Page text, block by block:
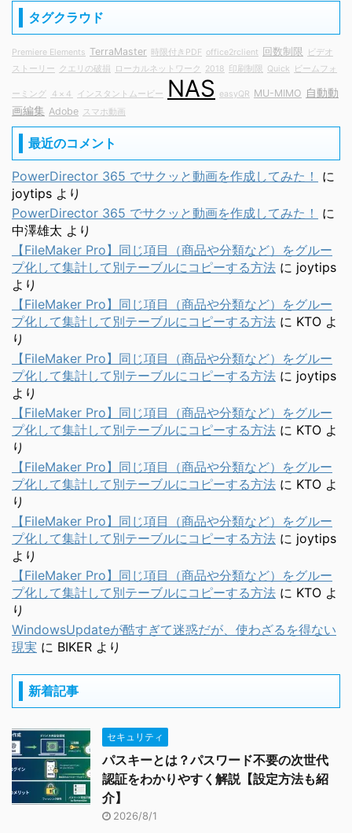
タグクラウド
Premiere Elements TerraMaster 時限付きPDF office2rclient 回数制限
ビデオ
ストーリー
クエリの破損 ローカルネットワーク 2018 印刷制限 Quick ビームフォ
ーミング ４×４ インスタントムービー NAS easyQR MU-MIMO 自動動
画編集 Adobe スマホ動画
最近のコメント
PowerDirector 365 でサクッと動画を作成してみた！
に
joytips より
PowerDirector 365 でサクッと動画を作成してみた！
に
中澤雄太 より
【FileMaker Pro】同じ項目（商品や分類など）をグルー
プ化して集計して別テーブルにコピーする方法 に joytips
より
【FileMaker Pro】同じ項目（商品や分類など）をグルー
プ化して集計して別テーブルにコピーする方法 に KTO よ
り
【FileMaker Pro】同じ項目（商品や分類など）をグルー
プ化して集計して別テーブルにコピーする方法 に joytips
より
【FileMaker Pro】同じ項目（商品や分類など）をグルー
プ化して集計して別テーブルにコピーする方法 に KTO よ
り
【FileMaker Pro】同じ項目（商品や分類など）をグルー
プ化して集計して別テーブルにコピーする方法 に KTO よ
り
【FileMaker Pro】同じ項目（商品や分類など）をグルー
プ化して集計して別テーブルにコピーする方法 に joytips
より
【FileMaker Pro】同じ項目（商品や分類など）をグルー
プ化して集計して別テーブルにコピーする方法 に KTO よ
り
WindowsUpdateが酷すぎて迷惑だが、使わざるを得ない
現実 に BIKER より
新着記事
セキュリティ
パスキーとは？パスワード不要の次世代
認証をわかりやすく解説【設定方法も紹
介】
2026/8/1